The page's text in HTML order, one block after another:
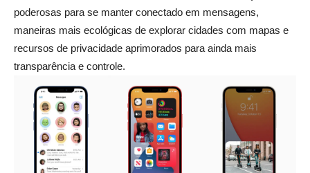
poderosas para se manter conectado em mensagens,
maneiras mais ecológicas de explorar cidades com mapas e
recursos de privacidade aprimorados para ainda mais
transparência e controle.